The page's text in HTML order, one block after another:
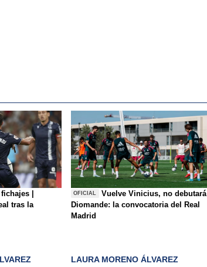
|
tras la
OFICIAL
Vuelve Vinicius, no debutará
Diomande: la convocatoria del Real
Madrid
LAURA MORENO ÁLVAREZ